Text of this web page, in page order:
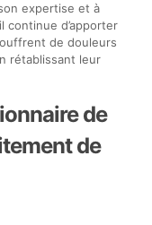
expertise et à
continue d’apporter
de douleurs
rétablissant leur
de
de